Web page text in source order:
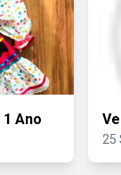
Ano
25